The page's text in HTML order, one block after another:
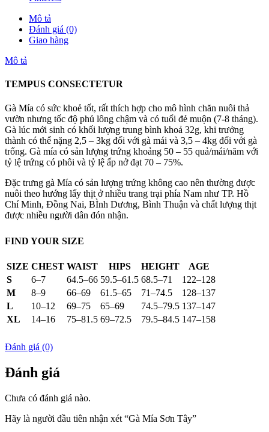
Mô tả
Đánh giá (0)
Giao hàng
Mô tả
TEMPUS CONSECTETUR
Gà Mía có sức khoẻ tốt, rất thích hợp cho mô hình chăn nuôi thả
vườn nhưng tốc độ phủ lông chậm và có tuổi đẻ muộn (7-8 tháng).
Gà lúc mới sinh có khối lượng trung bình khoả 32g, khi trưởng
thành có thể nặng 2,5 – 3kg đối với gà mái và 3,5 – 4kg đối với gà
trống. Gà mía có sản lượng trứng khoảng 50 – 55 quả/mái/năm với
tỷ lệ trứng có phôi và tỷ lệ ấp nở đạt 70 – 75%.
Đặc trưng gà Mía có sản lượng trứng không cao nên thường được
nuôi theo hướng lấy thịt ở nhiều trang trại phía Nam như TP. Hồ
Chí Minh, Đồng Nai, BÌnh Dương, Bình Thuận và chất lượng thịt
được nhiều người dân đón nhận.
FIND YOUR SIZE
SIZE CHEST WAIST HIPS HEIGHT
AGE
S
6–7 64.5–66 59.5–61.5 68.5–71
122–128
M
8–9 66–69 61.5–65 71–74.5
128–137
L
10–12 69–75 65–69 74.5–79.5 137–147
XL
14–16 75–81.5 69–72.5 79.5–84.5 147–158
Đánh giá (0)
Đánh giá
Chưa có đánh giá nào.
Hãy là người đầu tiên nhận xét “Gà Mía Sơn Tây”